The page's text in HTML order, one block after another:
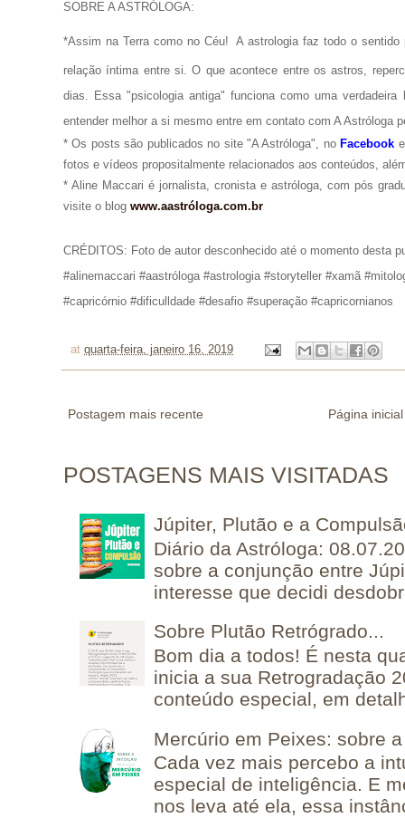
SOBRE A ASTRÓLOGA:
*Assim na Terra como no Céu! A astrologia faz todo o
relação íntima entre si. O que acontece entre os astros,
dias. Essa "psicologia antiga" funciona como uma
entender melhor a si mesmo entre em contato com A Astróloga
* Os posts são publicados no site "A Astróloga", no Facebook
fotos e vídeos propositalmente relacionados aos conteúdos,
* Aline Maccari é jornalista, cronista e astróloga, com pós
visite o blog www.aastróloga.com.br
CRÉDITOS: Foto de autor desconhecido até o momento desta
#alinemaccari #aastróloga #astrologia #storyteller #xamã
#capricórnio #dificulldade #desafio #superação #capricornianos
at quarta-feira, janeiro 16, 2019
Postagem mais recente Página inicial
POSTAGENS MAIS VISITADAS
Júpiter, Plutão e a
Diário da Astróloga:
sobre a conjunção entre
interesse que decidi
Sobre Plutão Retrógrado...
Bom dia a todos! É nesta
inicia a sua Retrogradação
conteúdo especial, em
Mercúrio em Peixes: sobre
Cada vez mais percebo a
especial de inteligência. E
nos leva até ela, essa